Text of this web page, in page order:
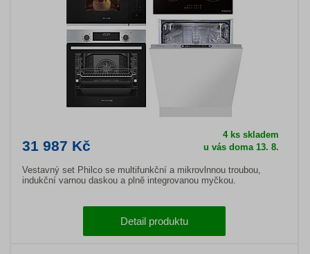
31 987 Kč
4 ks skladem
u vás doma 13. 8.
Vestavný set Philco se multifunkční a mikrovlnnou troubou,
indukční varnou daskou a plně integrovanou myčkou.
Detail produktu